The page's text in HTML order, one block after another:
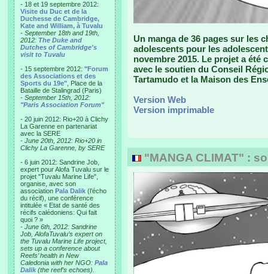
- 18 et 19 septembre 2012:
Visite du Duc et de la
Duchesse de Cambridge,
Kate and William, à Tuvalu
- September 18th and 19th,
2012: The Duke and
Dutches of Cambridge's
visit to Tuvalu
- 15 septembre 2012: "Forum
des Associations et des
Sports du 19e" , Place de la
Bataille de Stalingrad (Paris)
- September 15th, 2012:
"Paris Association Forum"
- 20 juin 2012: Rio+20 à Clichy
La Garenne en partenariat
avec la SERE
- June 20th, 2012: Rio+20 in
Clichy La Garenne, by SERE
- 6 juin 2012: Sandrine Job,
expert pour Alofa Tuvalu sur le
projet "Tuvalu Marine Life",
organise, avec son
association Pala Dalik (l’écho
du récif), une conférence
intitulée « Etat de santé des
récifs calédoniens: Qui fait
quoi ? »
- June 6th, 2012: Sandrine
Job, AlofaTuvalu’s expert on
the Tuvalu Marine Life project,
sets up a conference about
Reefs’ health in New
Caledonia with her NGO: Pala
Dalik (the reef’s echoes).
Un manga de 36 pages sur les
adolescents pour les
novembre 2015. Le projet a été
avec le soutien du Conseil
Tartamudo et la Maison des
Version Web
Version imprimable
"MANGA CLIMAT" :